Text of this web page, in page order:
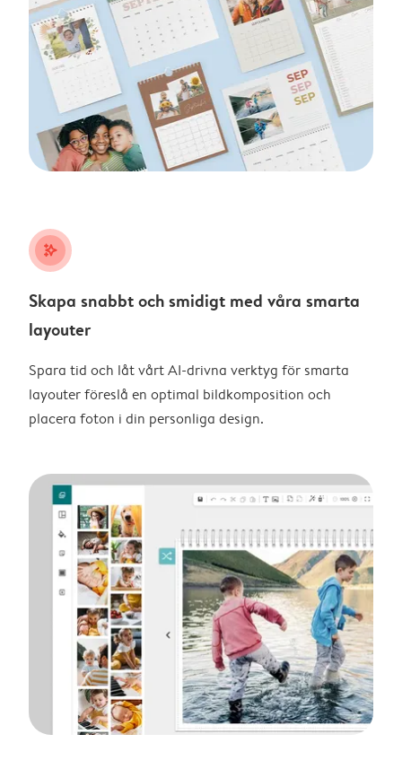
stars_plus
Skapa snabbt och smidigt med våra smarta
layouter
Spara tid och låt vårt AI-drivna verktyg för smarta
layouter föreslå en optimal bildkomposition och
placera foton i din personliga design.